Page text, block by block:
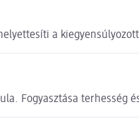
a
Fogyasztása terhesség